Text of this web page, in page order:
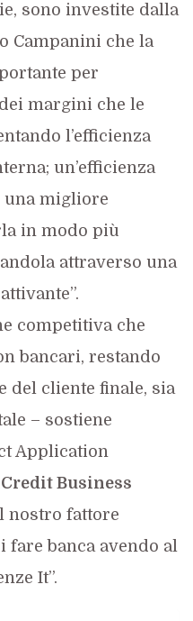
sono investite dalla
Campanini che la
per
margini che le
l’efficienza
un’efficienza
una migliore
in modo più
attraverso una
competitiva che
bancari, restando
del cliente finale, sia
– sostiene
Application
Business
nostro fattore
fare banca avendo al
It”.